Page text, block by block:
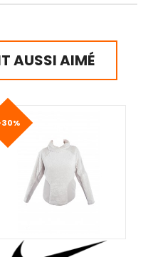
AUSSI AIMÉ